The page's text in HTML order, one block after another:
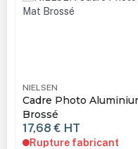
NIELSEN
Cadre Photo
Brossé
17,68 € HT
Rupture fabricant